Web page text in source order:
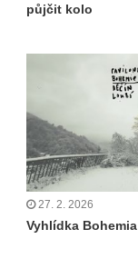
půjčit kolo
27. 2. 2026
Vyhlídka Bohemia